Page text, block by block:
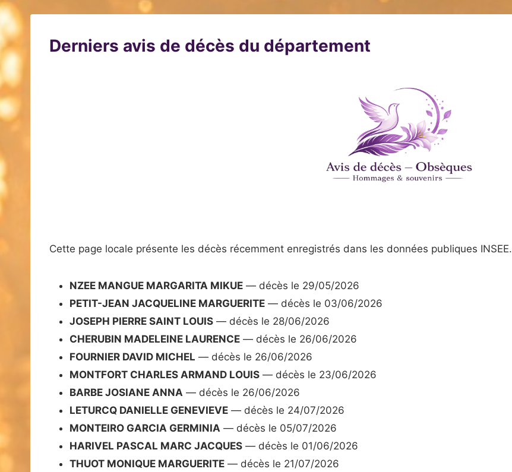
Derniers avis de décès du département
Cette page locale présente les décès récemment enregistrés dans les données publiques INSEE.
NZEE MANGUE MARGARITA MIKUE — décès le 29/05/2026
PETIT-JEAN JACQUELINE MARGUERITE — décès le 03/06/2026
JOSEPH PIERRE SAINT LOUIS — décès le 28/06/2026
CHERUBIN MADELEINE LAURENCE — décès le 26/06/2026
FOURNIER DAVID MICHEL — décès le 26/06/2026
MONTFORT CHARLES ARMAND LOUIS — décès le 23/06/2026
BARBE JOSIANE ANNA — décès le 26/06/2026
LETURCQ DANIELLE GENEVIEVE — décès le 24/07/2026
MONTEIRO GARCIA GERMINIA — décès le 05/07/2026
HARIVEL PASCAL MARC JACQUES — décès le 01/06/2026
THUOT MONIQUE MARGUERITE — décès le 21/07/2026